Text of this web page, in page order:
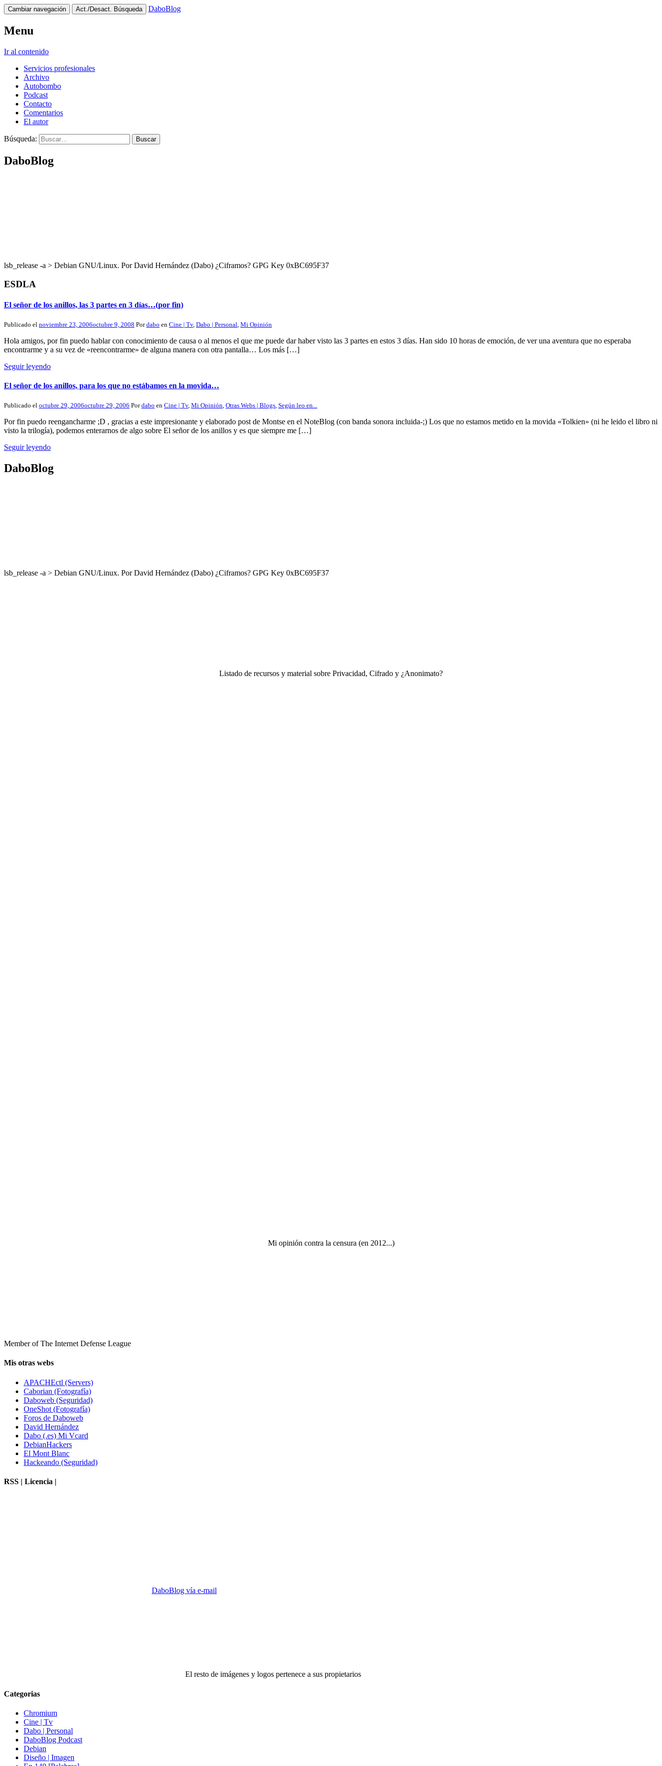
Cambiar navegación Act./Desact. Búsqueda DaboBlog
Menu
Ir al contenido
Servicios profesionales
Archivo
Autobombo
Podcast
Contacto
Comentarios
El autor
Búsqueda:
DaboBlog
lsb_release -a > Debian GNU/Linux. Por David Hernández (Dabo) ¿Ciframos? GPG Key 0xBC695F37
ESDLA
El señor de los anillos, las 3 partes en 3 días…(por fin)
Publicado el noviembre 23, 2006octubre 9, 2008 Pordabo en Cine | Tv, Dabo | Personal Mi Opinión
Hola amigos, por fin puedo hablar con conocimiento de causa o al menos el que me puede dar haber visto las 3 partes en estos 3 días. Han sido 10 horas de emoción, de ver una aventura que no esperaba
encontrarme y a su vez de «reencontrarme» de alguna manera con otra pantalla… Los más […]
Seguir leyendo
El señor de los anillos, para los que no estábamos en la movida…
Publicado el octubre 29, 2006octubre 29, 2006 Pordabo en Cine | Tv, Mi Opinión, Otras Webs | Blogs, Según leo en...
Por fin puedo reengancharme ;D , gracias a este impresionante y elaborado post de Montse en el NoteBlog (con banda sonora incluida-;) Los que no estamos metido en la movida «Tolkien» (ni he leido el libro ni
visto la trilogía), podemos enterarnos de algo sobre El señor de los anillos y es que siempre me […]
Seguir leyendo
DaboBlog
lsb_release -a > Debian GNU/Linux. Por David Hernández (Dabo) ¿Ciframos? GPG Key 0xBC695F37
Listado de recursos y material sobre Privacidad, Cifrado y ¿Anonimato?
Mi opinión contra la censura (en 2012...)
Member of The Internet Defense League
Mis otras webs
APACHEctl (Servers)
Caborian (Fotografía)
Daboweb (Seguridad)
OneShot (Fotografía)
Foros de Daboweb
David Hernández
Dabo (.es) Mi Vcard
DebianHackers
El Mont Blanc
Hackeando (Seguridad)
RSS | Licencia |
DaboBlog vía e-mail
El resto de imágenes y logos pertenece a sus propietarios
Categorias
Chromium
Cine | Tv
Dabo | Personal
DaboBlog Podcast
Debian
Diseño | Imagen